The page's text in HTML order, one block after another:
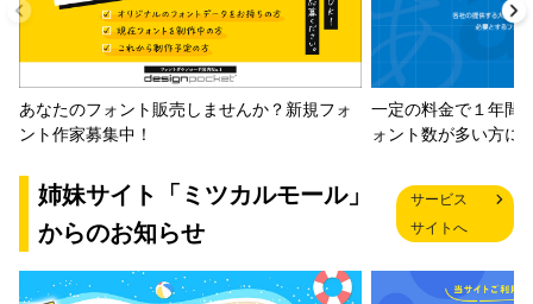
あなたのフォント販売しませんか？新規フォ
ント作家募集中！
一定の料金で１年間
ォント数が多い方に
姉妹サイト「ミツカルモール」
からのお知らせ
サービス
サイトへ